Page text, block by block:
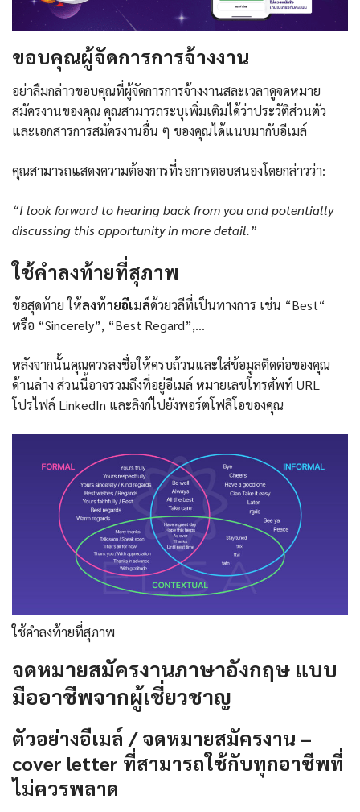
ขอบคุณผู้จัดการการจ้างงาน
อย่าลืมกล่าวขอบคุณที่ผู้จัดการการจ้างงานสละเวลาดูจดหมาย
สมัครงานของคุณ คุณสามารถระบุเพิ่มเติมได้ว่าประวัติส่วนตัว
และเอกสารการสมัครงานอื่น ๆ ของคุณได้แนบมากับอีเมล์
คุณสามารถแสดงความต้องการที่รอการตอบสนองโดยกล่าวว่า:
“I look forward to hearing back from you and potentially
discussing this opportunity in more detail.”
ใช้คำลงท้ายที่สุภาพ
ข้อสุดท้าย ให้ลงท้ายอีเมล์ด้วยวลีที่เป็นทางการ เช่น “Best“
หรือ “Sincerely”, “Best Regard”,…
หลังจากนั้นคุณควรลงชื่อให้ครบถ้วนและใส่ข้อมูลติดต่อของคุณ
ด้านล่าง ส่วนนี้อาจรวมถึงที่อยู่อีเมล์ หมายเลขโทรศัพท์ URL
โปรไฟล์ LinkedIn และลิงก์ไปยังพอร์ตโฟลิโอของคุณ
ใช้คำลงท้ายที่สุภาพ
จดหมายสมัครงานภาษาอังกฤษ แบบ
มืออาชีพจากผู้เชี่ยวชาญ
ตัวอย่างอีเมล์ / จดหมายสมัครงาน –
cover letter ที่สามารถใช้กับทุกอาชีพที่
ไม่ควรพลาด